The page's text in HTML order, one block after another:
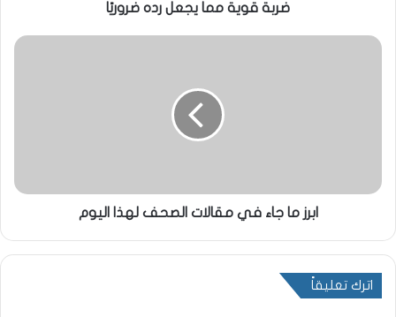
ضربة قوية مما يجعل رده ضروريًا
ابرز ما جاء في مقالات الصحف لهذا اليوم
اترك تعليقاً